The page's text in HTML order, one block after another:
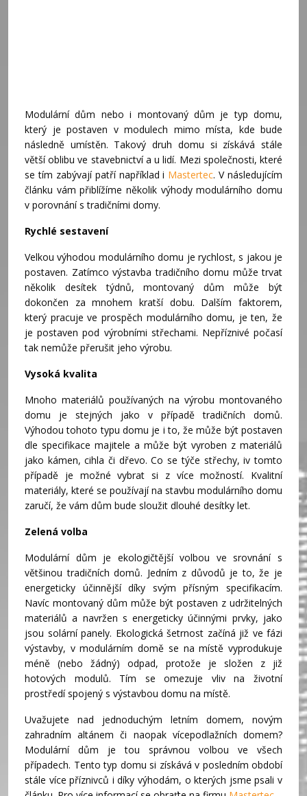
Modulární dům nebo i montovaný dům je typ domu,
který je postaven v modulech mimo místa, kde bude
následně umístěn. Takový druh domu si získává stále
větší oblibu ve stavebnictví a u lidí. Mezi společnosti, které
se tím zabývají patří například i Mastertec. V následujícím
článku vám přiblížíme několik výhody modulárního domu
v porovnání s tradičními domy.
Rychlé sestavení
Velkou výhodou modulárního domu je rychlost, s jakou je
postaven. Zatímco výstavba tradičního domu může trvat
několik desítek týdnů, montovaný dům může být
dokončen za mnohem kratší dobu. Dalším faktorem,
který pracuje ve prospěch modulárního domu, je ten, že
je postaven pod výrobními střechami. Nepříznivé počasí
tak nemůže přerušit jeho výrobu.
Vysoká kvalita
Mnoho materiálů používaných na výrobu montovaného
domu je stejných jako v případě tradičních domů.
Výhodou tohoto typu domu je i to, že může být postaven
dle specifikace majitele a může být vyroben z materiálů
jako kámen, cihla či dřevo. Co se týče střechy, iv tomto
případě je možné vybrat si z více možností. Kvalitní
materiály, které se používají na stavbu modulárního domu
zaručí, že vám dům bude sloužit dlouhé desítky let.
Zelená volba
Modulární dům je ekologičtější volbou ve srovnání s
většinou tradičních domů. Jedním z důvodů je to, že je
energeticky účinnější díky svým přísným specifikacím.
Navíc montovaný dům může být postaven z udržitelných
materiálů a navržen s energeticky účinnými prvky, jako
jsou solární panely. Ekologická šetrnost začíná již ve fázi
výstavby, v modulárním domě se na místě vyprodukuje
méně (nebo žádný) odpad, protože je složen z již
hotových modulů. Tím se omezuje vliv na životní
prostředí spojený s výstavbou domu na místě.
Uvažujete nad jednoduchým letním domem, novým
zahradním altánem či naopak vícepodlažních domem?
Modulární dům je tou správnou volbou ve všech
případech. Tento typ domu si získává v posledním období
stále více příznivců i díky výhodám, o kterých jsme psali v